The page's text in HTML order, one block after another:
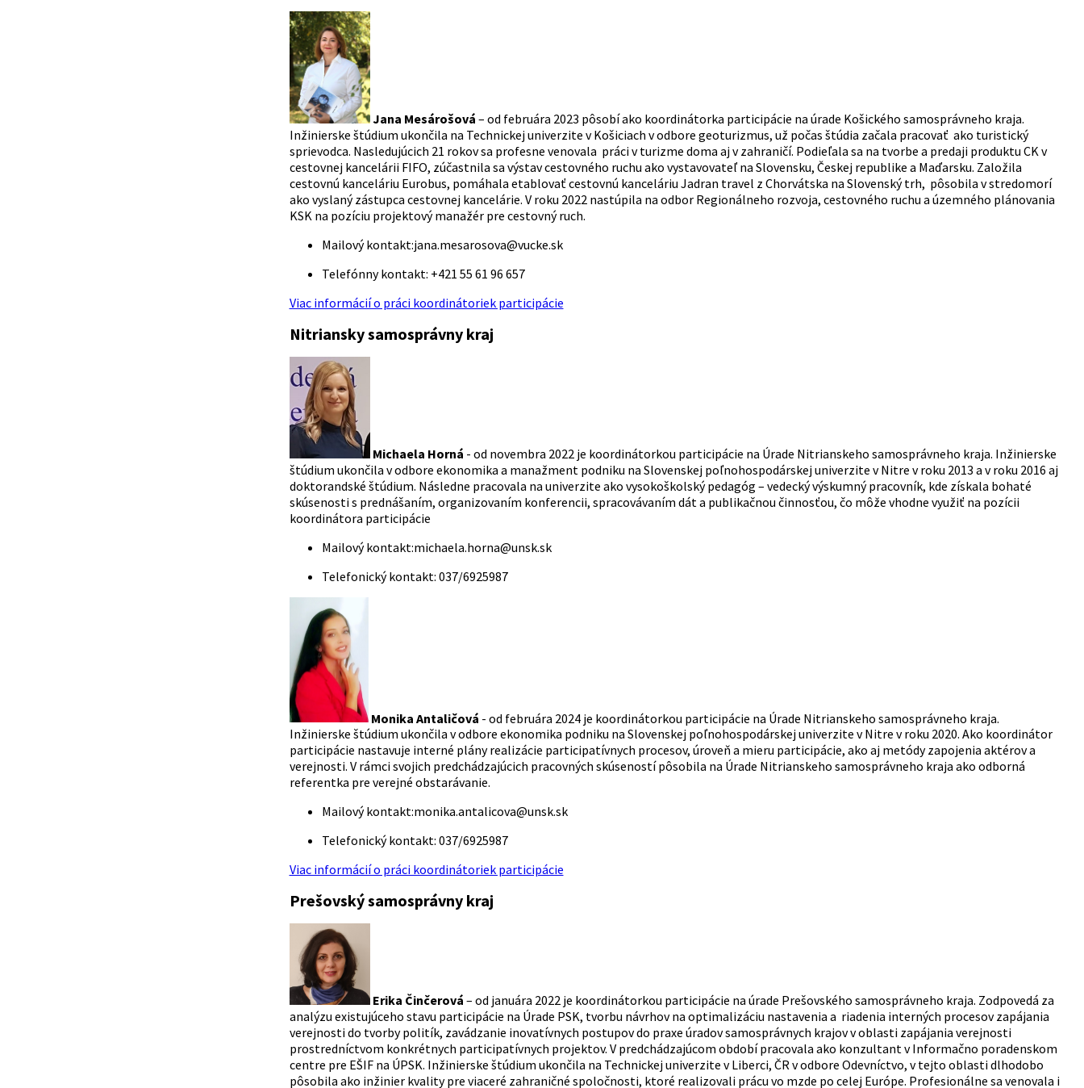
Jana Mesárošová – od februára 2023 pôsobí ako koordinátorka participácie na úrade Košického samosprávneho kraja.
Inžinierske štúdium ukončila na Technickej univerzite v Košiciach v odbore geoturizmus, už počas štúdia začala pracovať ako turistický
sprievodca. Nasledujúcich 21 rokov sa profesne venovala práci v turizme doma aj v zahraničí. Podieľala sa na tvorbe a predaji produktu CK v
cestovnej kancelárii FIFO, zúčastnila sa výstav cestovného ruchu ako vystavovateľ na Slovensku, Českej republike a Maďarsku. Založila
cestovnú kanceláriu Eurobus, pomáhala etablovať cestovnú kanceláriu Jadran travel z Chorvátska na Slovenský trh, pôsobila v stredomorí
ako vyslaný zástupca cestovnej kancelárie. V roku 2022 nastúpila na odbor Regionálneho rozvoja, cestovného ruchu a územného plánovania
KSK na pozíciu projektový manažér pre cestovný ruch.
Mailový kontakt:jana.mesarosova@vucke.sk
Telefónny kontakt: +421 55 61 96 657
Viac informácií o práci koordinátoriek participácie
Nitriansky samosprávny kraj
Michaela Horná - od novembra 2022 je koordinátorkou participácie na Úrade Nitrianskeho samosprávneho kraja. Inžinierske
štúdium ukončila v odbore ekonomika a manažment podniku na Slovenskej poľnohospodárskej univerzite v Nitre v roku 2013 a v roku 2016 aj
doktorandské štúdium. Následne pracovala na univerzite ako vysokoškolský pedagóg – vedecký výskumný pracovník, kde získala bohaté
skúsenosti s prednášaním, organizovaním konferencii, spracovávaním dát a publikačnou činnosťou, čo môže vhodne využiť na pozícii
koordinátora participácie
Mailový kontakt:michaela.horna@unsk.sk
Telefonický kontakt: 037/6925987
Monika Antaličová - od februára 2024 je koordinátorkou participácie na Úrade Nitrianskeho samosprávneho kraja.
Inžinierske štúdium ukončila v odbore ekonomika podniku na Slovenskej poľnohospodárskej univerzite v Nitre v roku 2020. Ako koordinátor
participácie nastavuje interné plány realizácie participatívnych procesov, úroveň a mieru participácie, ako aj metódy zapojenia aktérov a
verejnosti. V rámci svojich predchádzajúcich pracovných skúseností pôsobila na Úrade Nitrianskeho samosprávneho kraja ako odborná
referentka pre verejné obstarávanie.
Mailový kontakt:monika.antalicova@unsk.sk
Telefonický kontakt: 037/6925987
Viac informácií o práci koordinátoriek participácie
Prešovský samosprávny kraj
Erika Činčerová – od januára 2022 je koordinátorkou participácie na úrade Prešovského samosprávneho kraja. Zodpovedá za
analýzu existujúceho stavu participácie na Úrade PSK, tvorbu návrhov na optimalizáciu nastavenia a riadenia interných procesov zapájania
verejnosti do tvorby politík, zavádzanie inovatívnych postupov do praxe úradov samosprávnych krajov v oblasti zapájania verejnosti
prostredníctvom konkrétnych participatívnych projektov. V predchádzajúcom období pracovala ako konzultant v Informačno poradenskom
centre pre EŠIF na ÚPSK. Inžinierske štúdium ukončila na Technickej univerzite v Liberci, ČR v odbore Odevníctvo, v tejto oblasti dlhodobo
pôsobila ako inžinier kvality pre viaceré zahraničné spoločnosti, ktoré realizovali prácu vo mzde po celej Európe. Profesionálne sa venovala i